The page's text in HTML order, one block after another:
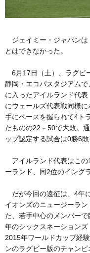
ジェイミー・ジャパンは
とはできなかった。
6月17日（土）、ラグビ
静岡・エコパスタジアム
に入ったアイルランド代
にウェールズ代表戦同様
手にペースを握られて4ト
たものの22－50で大敗。
ップ認定する試合は0勝6敗
アイルランド代表はこの
ーランド、同2位のイング
だが今回の遠征は、4年
イオンズのニュージーラ
た、若手中心のメンバー
年のシックスネーションズ
2015年ワールドカップ経
ンのラグビー版のチャン